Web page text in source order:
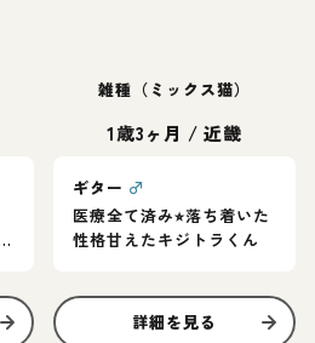
雑種（ミックス猫）
1歳3ヶ月 /近畿
ギター ♂
医療全て済み⭐︎落ち着いた
性格甘えたキジトラくん
詳細を見る